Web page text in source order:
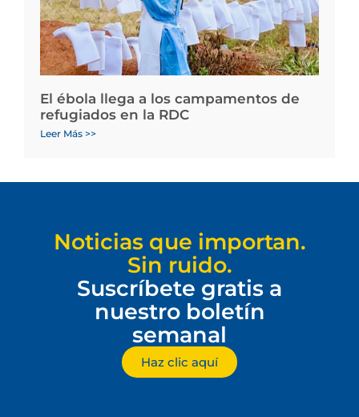
El ébola llega a los campamentos de
refugiados en la RDC
Leer Más >>
Noticias que importan.
Sin ruido.
Suscríbete gratis a
nuestro boletín
semanal
Haz clic aquí